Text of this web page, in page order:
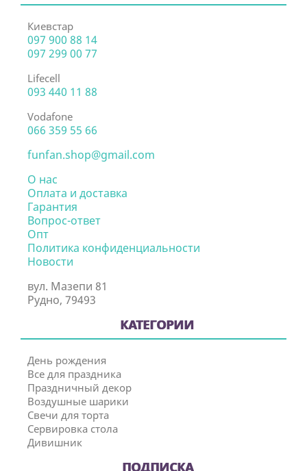
Киевстар
097 900 88 14
097 299 00 77
Lifecell
093 440 11 88
Vodafone
066 359 55 66
funfan.shop@gmail.com
О нас
Оплата и доставка
Гарантия
Вопрос-ответ
Опт
Политика конфиденциальности
Новости
вул. Мазепи 81
Рудно, 79493
КАТЕГОРИИ
День рождения
Все для праздника
Праздничный декор
Воздушные шарики
Свечи для торта
Сервировка стола
Дивишник
ПОДПИСКА